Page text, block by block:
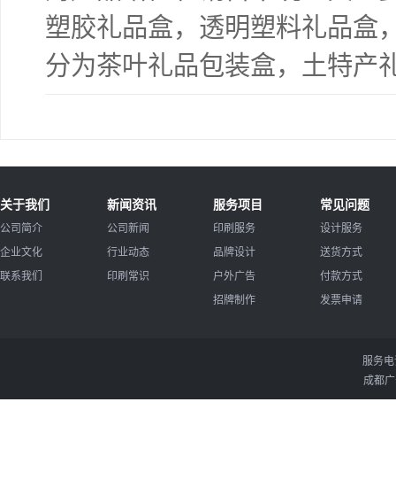
塑胶礼品盒，透明塑料礼品盒
分为茶叶礼品包装盒，土特产
关于我们
公司简介
企业文化
联系我们
新闻资讯
公司新闻
行业动态
印刷常识
服务项目
印刷服务
品牌设计
户外广告
招牌制作
常见问题
设计服务
送货方式
付款方式
发票申请
服务
成都